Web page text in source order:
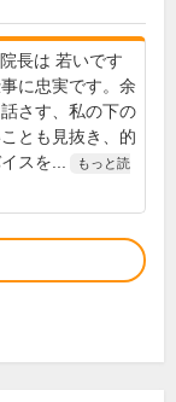
長は 若いです
に忠実です。余
さす、私の下の
とも見抜き、的
スを...
もっと読